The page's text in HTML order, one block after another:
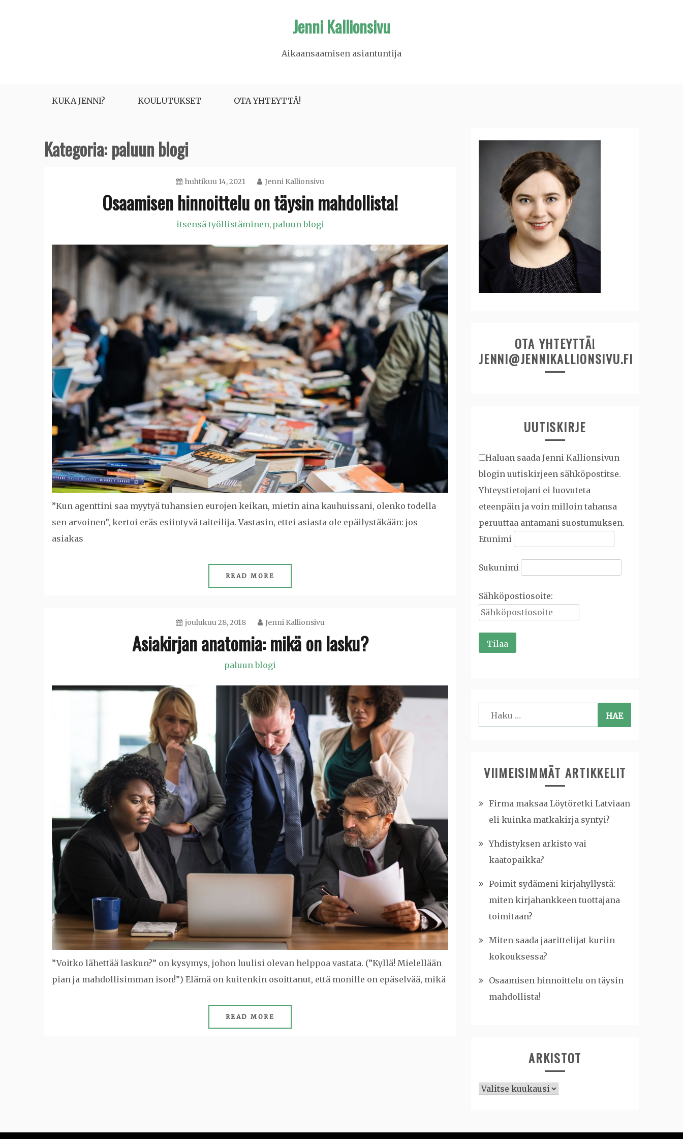
Jenni Kallionsivu
Aikaansaamisen asiantuntija
KUKA JENNI? KOULUTUKSET OTA YHTEYTTÄ!
Kategoria: paluun blogi
huhtikuu 14, 2021 Jenni Kallionsivu
Osaamisen hinnoittelu on täysin mahdollista!
itsensä työllistäminen, paluun blogi
”Kun agenttini saa myytyä tuhansien eurojen keikan, mietin aina kauhuissani, olenko todella
sen arvoinen”, kertoi eräs esiintyvä taiteilija. Vastasin, ettei asiasta ole epäilystäkään: jos
asiakas
READ MORE
joulukuu 28, 2018 Jenni Kallionsivu
Asiakirjan anatomia: mikä on lasku?
paluun blogi
”Voitko lähettää laskun?” on kysymys, johon luulisi olevan helppoa vastata. (”Kyllä! Mielellään
pian ja mahdollisimman ison!”) Elämä on kuitenkin osoittanut, että monille on epäselvää, mikä
READ MORE
OTA YHTEYTTÄ!
JENNI@JENNIKALLIONSIVU.FI
UUTISKIRJE
Haluan saada Jenni Kallionsivun
blogin uutiskirjeen sähköpostitse.
Yhteystietojani ei luovuteta
eteenpäin ja voin milloin tahansa
peruuttaa antamani suostumuksen.
Etunimi
Sukunimi
Sähköpostiosoite:
Haku:
VIIMEISIMMÄT ARTIKKELIT
Firma maksaa Löytöretki Latviaan
eli kuinka matkakirja syntyi?
Yhdistyksen arkisto vai
kaatopaikka?
Poimit sydämeni kirjahyllystä:
miten kirjahankkeen tuottajana
toimitaan?
Miten saada jaarittelijat kuriin
kokouksessa?
Osaamisen hinnoittelu on täysin
mahdollista!
ARKISTOT
Arkistot